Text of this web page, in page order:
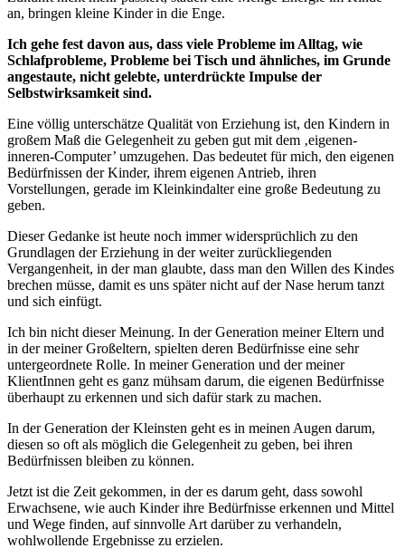
an, bringen kleine Kinder in die Enge.
Ich gehe fest davon aus, dass viele Probleme im Alltag, wie
Schlafprobleme, Probleme bei Tisch und ähnliches, im Grunde
angestaute, nicht gelebte, unterdrückte Impulse der
Selbstwirksamkeit sind.
Eine völlig unterschätze Qualität von Erziehung ist, den Kindern in
großem Maß die Gelegenheit zu geben gut mit dem ‚eigenen-
inneren-Computer’ umzugehen. Das bedeutet für mich, den eigenen
Bedürfnissen der Kinder, ihrem eigenen Antrieb, ihren
Vorstellungen, gerade im Kleinkindalter eine große Bedeutung zu
geben.
Dieser Gedanke ist heute noch immer widersprüchlich zu den
Grundlagen der Erziehung in der weiter zurückliegenden
Vergangenheit, in der man glaubte, dass man den Willen des Kindes
brechen müsse, damit es uns später nicht auf der Nase herum tanzt
und sich einfügt.
Ich bin nicht dieser Meinung. In der Generation meiner Eltern und
in der meiner Großeltern, spielten deren Bedürfnisse eine sehr
untergeordnete Rolle. In meiner Generation und der meiner
KlientInnen geht es ganz mühsam darum, die eigenen Bedürfnisse
überhaupt zu erkennen und sich dafür stark zu machen.
In der Generation der Kleinsten geht es in meinen Augen darum,
diesen so oft als möglich die Gelegenheit zu geben, bei ihren
Bedürfnissen bleiben zu können.
Jetzt ist die Zeit gekommen, in der es darum geht, dass sowohl
Erwachsene, wie auch Kinder ihre Bedürfnisse erkennen und Mittel
und Wege finden, auf sinnvolle Art darüber zu verhandeln,
wohlwollende Ergebnisse zu erzielen.